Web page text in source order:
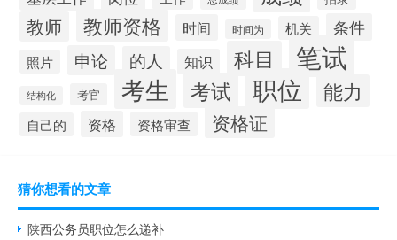
教师 教师资格 时间 时间为 机关 条件
照片 申论 的人 知识 科目 笔试
结构化 考官 考生 考试 职位 能力
自己的 资格 资格审查 资格证
猜你想看的文章
陕西公务员职位怎么递补